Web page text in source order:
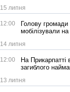
15 липня
12:00
Голову
мобілізували на
14 липня
12:00
На
загиблого
13 липня